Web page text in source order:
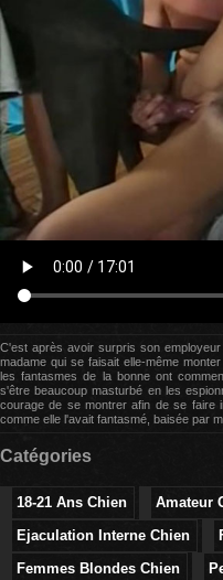
C'est après avoir surpris son
madame qui se faisait elle-même
les fantasmes de la bonne ont
s'être beaucoup masturbé en les
courage de se montrer afin de se faire
comme elle l'avait fantasmé, baisée par
Catégories
18-21 Ans Chien Amateur
Ejaculation Interne Chien
Femmes Blondes Chien